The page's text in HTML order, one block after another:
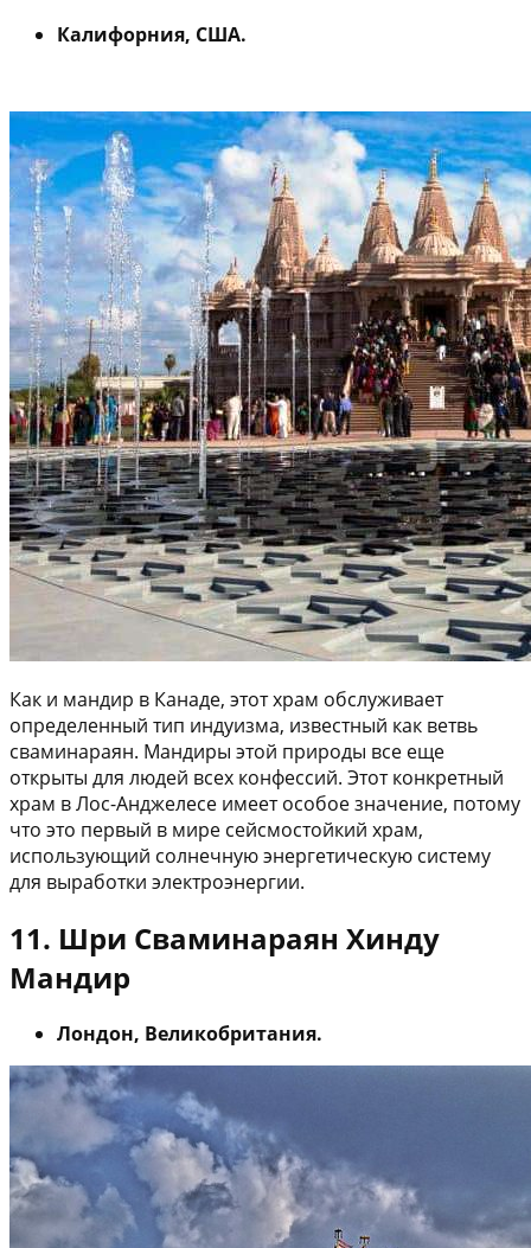
Калифорния, США.
Как и мандир в Канаде, этот храм обслуживает
определенный тип индуизма, известный как ветвь
сваминараян. Мандиры этой природы все еще
открыты для людей всех конфессий. Этот конкретный
храм в Лос-Анджелесе имеет особое значение, потому
что это первый в мире сейсмостойкий храм,
использующий солнечную энергетическую систему
для выработки электроэнергии.
11. Шри Сваминараян Хинду
Мандир
Лондон, Великобритания.